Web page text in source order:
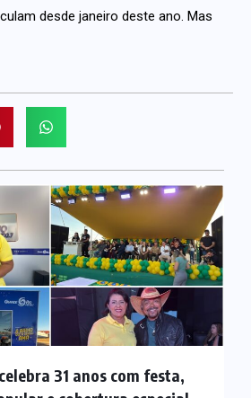
desde janeiro deste ano. Mas
31 anos com festa,